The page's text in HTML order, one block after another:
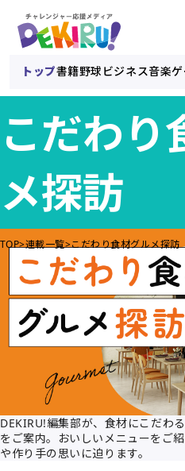
トップ書籍野球 ビジネス音楽
こだわり
メ探訪
TOP 連載一覧 こだわり食材グルメ探訪
DEKIRU!編集部が、食材にこだわ
をご案内。おいしいメニューをご
や作り手の思いに迫ります。